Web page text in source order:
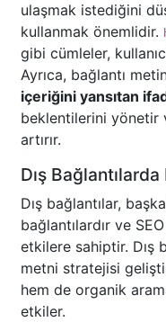
ulaşmak istediğini
kullanmak önemlidir.
gibi cümleler,
Ayrıca, bağlantı
içeriğini yansıtan
beklentilerini yönetir
artırır.
Dış
Dış bağlantılar,
bağlantılardır ve
etkilere sahiptir. Dış
metni stratejisi
hem de organik
etkiler.